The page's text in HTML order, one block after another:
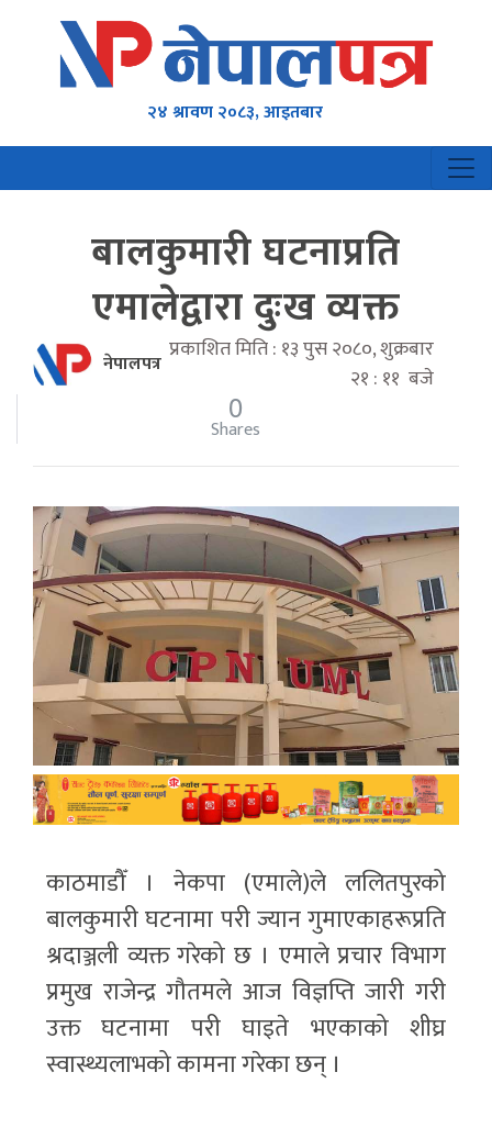
२४ श्रावण २०८३, आइतबार
बालकुमारी घटनाप्रति
एमालेद्वारा दुःख व्यक्त
नेपालपत्र प्रकाशित मिति : १३ पुस २०८०, शुक्रबार
२१ : ११ बजे
0
Shares
काठमाडौँ । नेकपा (एमाले)ले ललितपुरको
बालकुमारी घटनामा परी ज्यान गुमाएकाहरूप्रति
श्रदाञ्जली व्यक्त गरेको छ । एमाले प्रचार विभाग
प्रमुख राजेन्द्र गौतमले आज विज्ञप्ति जारी गरी
उक्त घटनामा परी घाइते भएकाको शीघ्र
स्वास्थ्यलाभको कामना गरेका छन् ।